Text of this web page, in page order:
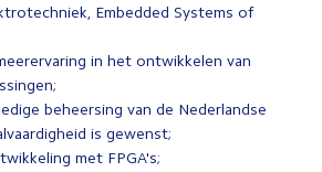
Embedded Systems of
in het ontwikkelen van
beheersing van de Nederlandse
is gewenst;
met FPGA's;